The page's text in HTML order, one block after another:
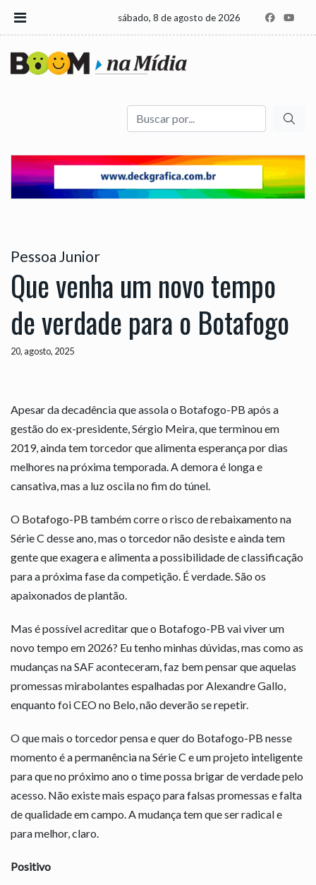
sábado, 8 de agosto de 2026
Buscar
Pessoa Junior
Que venha um novo tempo
de verdade para o Botafogo
20, agosto, 2025
Apesar da decadência que assola o Botafogo-PB após a
gestão do ex-presidente, Sérgio Meira, que terminou em
2019, ainda tem torcedor que alimenta esperança por dias
melhores na próxima temporada. A demora é longa e
cansativa, mas a luz oscila no fim do túnel.
O Botafogo-PB também corre o risco de rebaixamento na
Série C desse ano, mas o torcedor não desiste e ainda tem
gente que exagera e alimenta a possibilidade de classificação
para a próxima fase da competição. É verdade. São os
apaixonados de plantão.
Mas é possível acreditar que o Botafogo-PB vai viver um
novo tempo em 2026? Eu tenho minhas dúvidas, mas como as
mudanças na SAF aconteceram, faz bem pensar que aquelas
promessas mirabolantes espalhadas por Alexandre Gallo,
enquanto foi CEO no Belo, não deverão se repetir.
O que mais o torcedor pensa e quer do Botafogo-PB nesse
momento é a permanência na Série C e um projeto inteligente
para que no próximo ano o time possa brigar de verdade pelo
acesso. Não existe mais espaço para falsas promessas e falta
de qualidade em campo. A mudança tem que ser radical e
para melhor, claro.
Positivo